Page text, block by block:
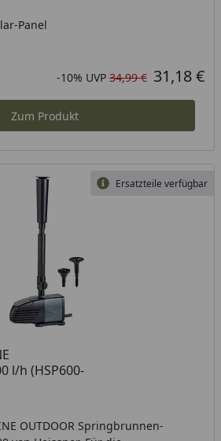
Panel
Rabatt in Prozent
-10%
Ursprünglicher Preis
UVP 34,99 €
Aktueller Preis 31,18 €
Zum Produkt
Ersatzteile verfügbar
l/h (HSP600-
OUTDOOR Springbrunnen-